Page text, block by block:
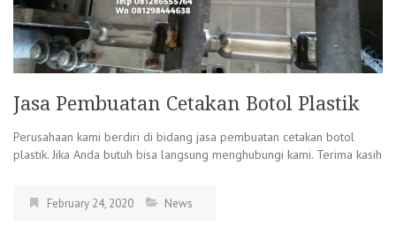
Jasa Pembuatan Cetakan Botol Plastik
Perusahaan kami berdiri di bidang jasa pembuatan cetakan botol
plastik. Jika Anda butuh bisa langsung menghubungi kami. Terima kasih
February 24, 2020 News